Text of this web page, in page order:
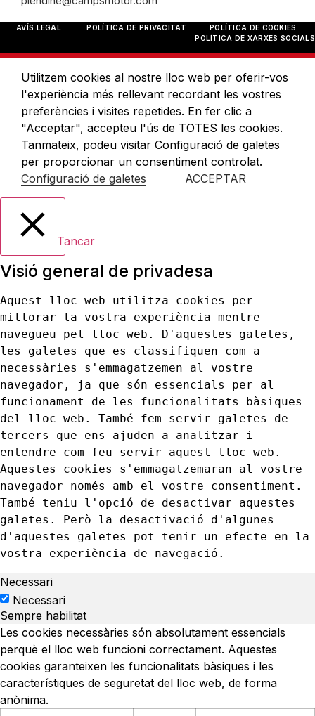
AVÍS LEGAL POLÍTICA DE PRIVACITAT
POLÍTICA DE COOKIES
POLÍTICA DE XARXES SOCIALS
Utilitzem cookies al nostre lloc web per oferir-vos
l'experiència més rellevant recordant les vostres
preferències i visites repetides. En fer clic a
"Acceptar", accepteu l'ús de TOTES les cookies.
Tanmateix, podeu visitar Configuració de galetes
per proporcionar un consentiment controlat.
Configuració de galetes
ACCEPTAR
Tancar
Visió general de privadesa
Aquest lloc web utilitza cookies per
millorar la vostra experiència mentre
navegueu pel lloc web. D'aquestes galetes,
les galetes que es classifiquen com a
necessàries s'emmagatzemen al vostre
navegador, ja que són essencials per al
funcionament de les funcionalitats bàsiques
del lloc web. També fem servir galetes de
tercers que ens ajuden a analitzar i
entendre com feu servir aquest lloc web.
Aquestes cookies s'emmagatzemaran al vostre
navegador només amb el vostre consentiment.
També teniu l'opció de desactivar aquestes
galetes. Però la desactivació d'algunes
d'aquestes galetes pot tenir un efecte en la
vostra experiència de navegació.
Necessari
Necessari
Sempre habilitat
Les cookies necessàries són absolutament essencials
perquè el lloc web funcioni correctament. Aquestes
cookies garanteixen les funcionalitats bàsiques i les
característiques de seguretat del lloc web, de forma
anònima.